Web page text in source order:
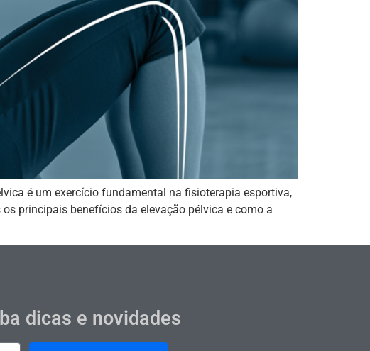
é um exercício fundamental na fisioterapia esportiva,
principais benefícios da elevação pélvica e como a
dicas e novidades